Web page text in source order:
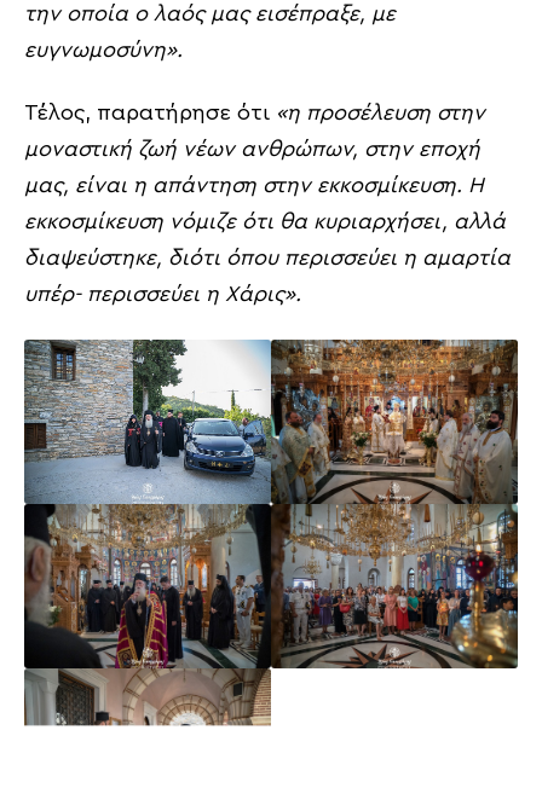
την οποία ο λαός μας εισέπραξε, με
ευγνωμοσύνη».
Τέλος, παρατήρησε ότι «η προσέλευση στην
μοναστική ζωή νέων ανθρώπων, στην εποχή
μας, είναι η απάντηση στην εκκοσμίκευση. Η
εκκοσμίκευση νόμιζε ότι θα κυριαρχήσει, αλλά
διαψεύστηκε, διότι όπου περισσεύει η αμαρτία
υπέρ- περισσεύει η Χάρις».